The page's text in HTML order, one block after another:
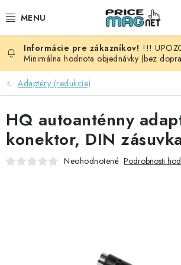
na
BATÉRIE
AUDIO - VIDEO
AUTO HI-FI
AUTOMOBIL
!!!
Minimálna hodnota objednávky (bez
Adaptéry (redukcie)
HQ autoanténny
konektor, DIN
Neohodnotené Podrobnosti